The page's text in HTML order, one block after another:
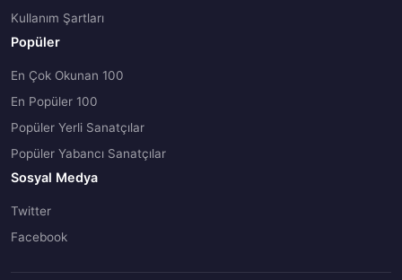
Kullanım Şartları
Popüler
En Çok Okunan 100
En Popüler 100
Popüler Yerli Sanatçılar
Popüler Yabancı Sanatçılar
Sosyal Medya
Twitter
Facebook